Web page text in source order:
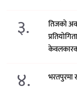
३.
तिजको
४. भरतपुरमा